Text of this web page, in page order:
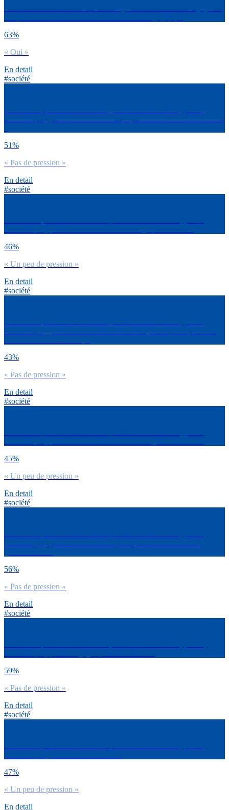
63%
« Oui »
En detail
#société
51%
« Pas de pression »
En detail
#société
46%
« Un peu de pression »
En detail
#société
43%
« Pas de pression »
En detail
#société
45%
« Un peu de pression »
En detail
#société
56%
« Pas de pression »
En detail
#société
59%
« Pas de pression »
En detail
#société
47%
« Un peu de pression »
En detail